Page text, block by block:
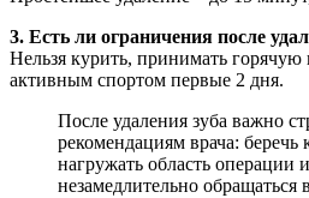
3. Есть ли ограничения после
Нельзя курить, принимать
активным спортом первые 2 дня.
После удаления зуба важно
рекомендациям врача: беречь
нагружать область операции
незамедлительно обращаться